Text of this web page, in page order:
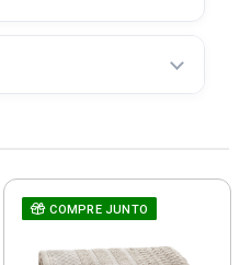
COMPRE JUNTO